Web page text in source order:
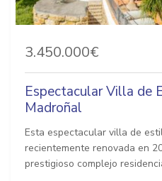
3.450.000€
Espectacular Villa de
Madroñal
Esta espectacular villa de
recientemente renovada en
prestigioso complejo